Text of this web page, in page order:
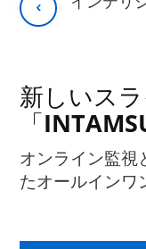
新しいス
「
オンライン監視
たオールインワ